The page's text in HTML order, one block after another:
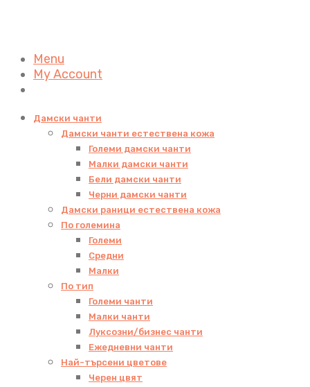
Menu
My Account
Дамски чанти
Дамски чанти естествена кожа
Големи дамски чанти
Малки дамски чанти
Бели дамски чанти
Черни дамски чанти
Дамски раници естествена кожа
По големина
Големи
Средни
Малки
По тип
Големи чанти
Малки чанти
Луксозни/бизнес чанти
Ежедневни чанти
Най-търсени цветове
Черен цвят